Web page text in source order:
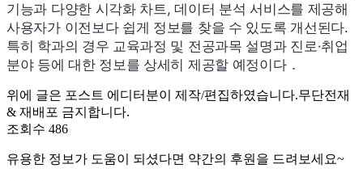
기능과 다양한 시각화 차트, 데이터 분석 서비스를 제공해
사용자가 이전보다 쉽게 정보를 찾을 수 있도록 개선된다.
특히 학과의 경우 교육과정 및 전공과목 설명과 진로·취업
분야 등에 대한 정보를 상세히 제공할 예정이다．
위에 글은 포스트 에디터분이 제작/편집하였습니다.무단전재
& 재배포 금지합니다.
조회수 486
유용한 정보가 도움이 되셨다면 약간의 후원을 드려보세요~